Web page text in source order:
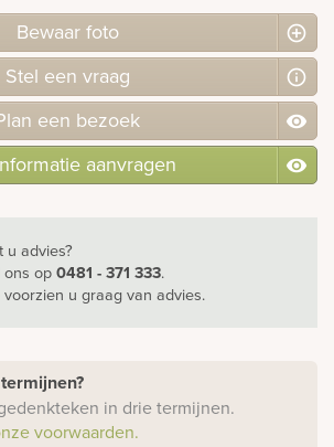
Bewaar foto
Stel een vraag
een bezoek
aanvragen
u advies?
ons op0481 - 371 333.
voorzien u graag van advies.
in drie termijnen.
voorwaarden.